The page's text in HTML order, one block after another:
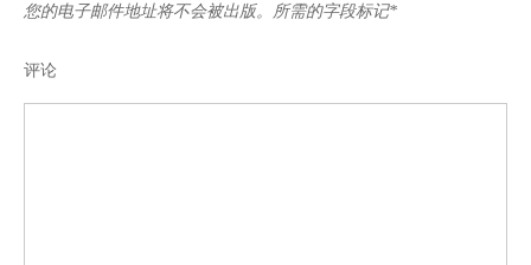
您的电子邮件地址将不会被出版。所需的字段标记*
评论